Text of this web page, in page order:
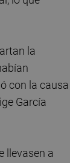
la
con la causa
García
llevasen a